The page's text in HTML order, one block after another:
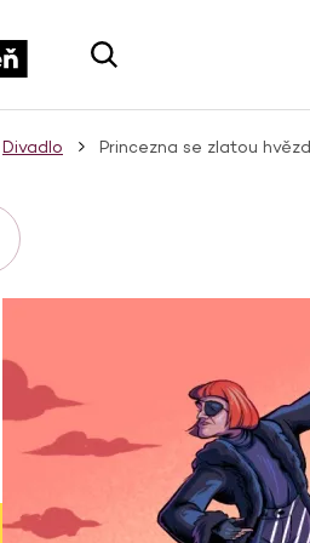
Divadlo Princezna se zlatou